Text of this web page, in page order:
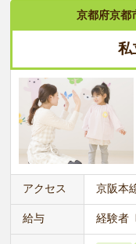
京都府京都
私
アクセス 京阪本
給与 経験者